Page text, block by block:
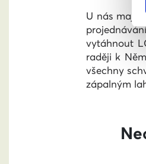
U nás mají
vytáhnout
raději k
všechny
zápalným